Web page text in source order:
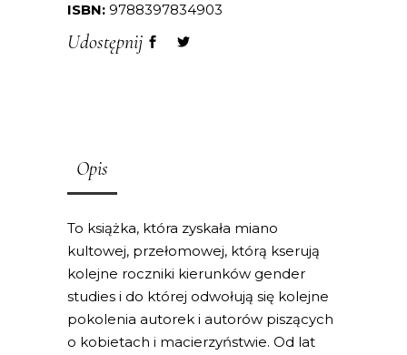
ISBN: 9788397834903
Udostępnij
Opis
To książka, która zyskała miano
kultowej, przełomowej, którą kserują
kolejne roczniki kierunków gender
studies i do której odwołują się kolejne
pokolenia autorek i autorów piszących
o kobietach i macierzyństwie. Od lat